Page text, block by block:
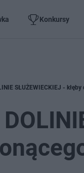
Konkursy
SŁUŻEWIECKIEJ -